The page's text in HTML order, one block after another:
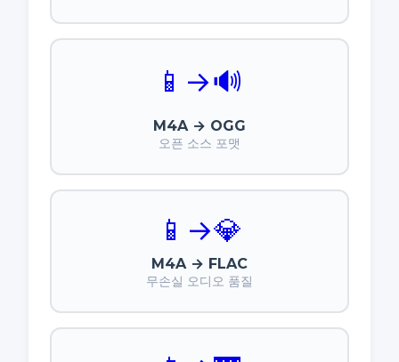
📱 →🔊
M4A → OGG
오픈 소스 포맷
📱 →💎
M4A → FLAC
무손실 오디오 품질